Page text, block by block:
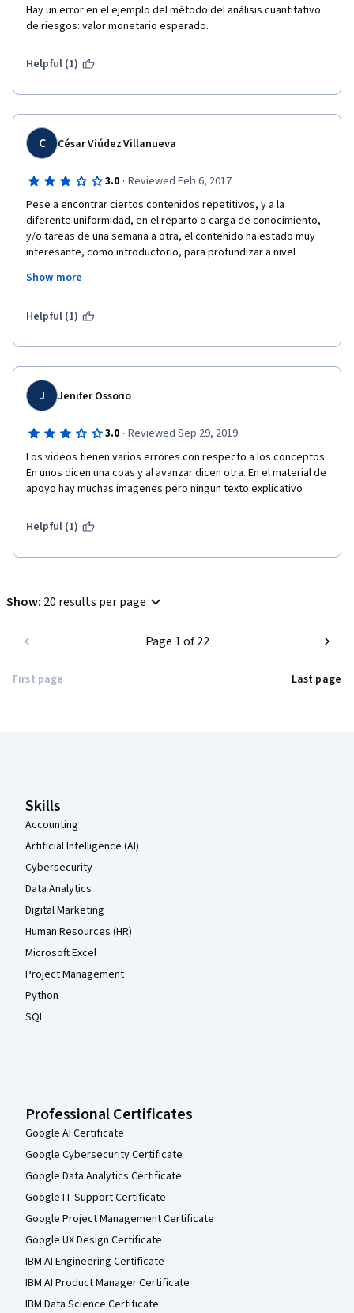
Hay un error en el ejemplo del método del análisis cuantitativo
de riesgos: valor monetario esperado.
Helpful (1)
C César Viúdez Villanueva
3.0 · Reviewed Feb 6, 2017
Pese a encontrar ciertos contenidos repetitivos, y a la
diferente uniformidad, en el reparto o carga de conocimiento,
y/o tareas de una semana a otra, el contenido ha estado muy
interesante, como introductorio, para profundizar a nivel
Show more
Helpful (1)
J Jenifer Ossorio
3.0 · Reviewed Sep 29, 2019
Los videos tienen varios errores con respecto a los conceptos.
En unos dicen una coas y al avanzar dicen otra. En el material de
apoyo hay muchas imagenes pero ningun texto explicativo
Helpful (1)
Show: 20 results per page
First page
Page 1 of 22
Last page
Skills
Accounting
Artificial Intelligence (AI)
Cybersecurity
Data Analytics
Digital Marketing
Human Resources (HR)
Microsoft Excel
Project Management
Python
SQL
Professional Certificates
Google AI Certificate
Google Cybersecurity Certificate
Google Data Analytics Certificate
Google IT Support Certificate
Google Project Management Certificate
Google UX Design Certificate
IBM AI Engineering Certificate
IBM AI Product Manager Certificate
IBM Data Science Certificate